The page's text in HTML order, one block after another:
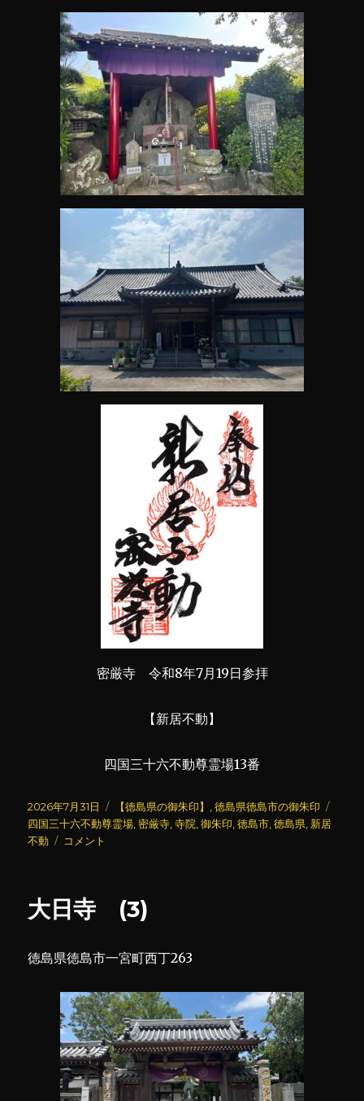
密厳寺 令和8年7月19日参拝
【新居不動】
四国三十六不動尊霊場13番
投
稿
日:
2026年7月31日
カ
テ
【徳島県の御朱印】 ,徳島県徳島市の御朱印
四国三十六不動尊霊場 密厳寺 ,寺院 ,御朱印 ,徳島市 ,徳島県 新居
不動
密
コメント
大日寺 (3)
徳島県徳島市一宮町西丁263